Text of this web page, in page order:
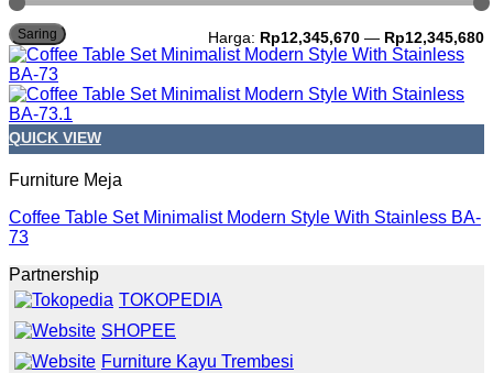
Saring Harga: Rp12,345,670 — Rp12,345,680
QUICK VIEW
Furniture Meja
Coffee Table Set Minimalist Modern Style With Stainless BA-
73
Partnership
TOKOPEDIA
SHOPEE
Furniture Kayu Trembesi